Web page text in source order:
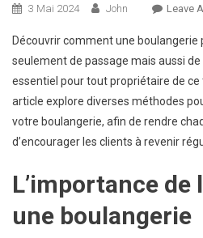
3 Mai 2024 John Leave
Découvrir comment une boulangerie
seulement de passage mais aussi
essentiel pour tout propriétaire de ce
article explore diverses méthodes
votre boulangerie, afin de rendre
d’encourager les clients à revenir
L’importance de
une boulangerie